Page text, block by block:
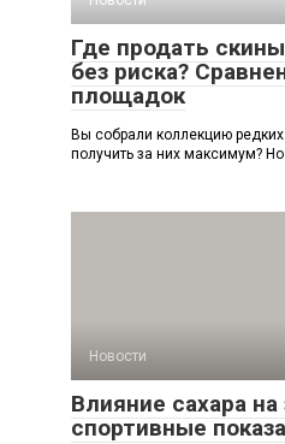
Где продать
без риска?
площадок
Вы собрали коллекцию редких
получить за них максимум? Но
Новости
Влияние сахара
спортивные